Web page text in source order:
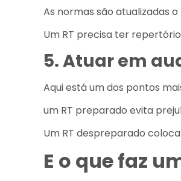
As normas são atualizadas
Um RT precisa ter
5. Atuar em
Aqui está um dos pontos
um RT preparado evita
Um RT despreparado
E o que faz